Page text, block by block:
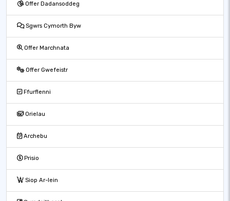
Offer Dadansoddeg
Sgwrs Cymorth Byw
Offer Marchnata
Offer Gwefeistr
Ffurflenni
Orielau
Archebu
Prisio
Siop Ar-lein